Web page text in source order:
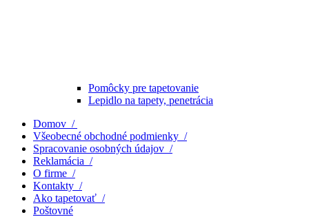
Pomôcky pre tapetovanie
Lepidlo na tapety, penetrácia
Domov /
Všeobecné obchodné podmienky /
Spracovanie osobných údajov /
Reklamácia /
O firme /
Kontakty /
Ako tapetovať /
Poštovné